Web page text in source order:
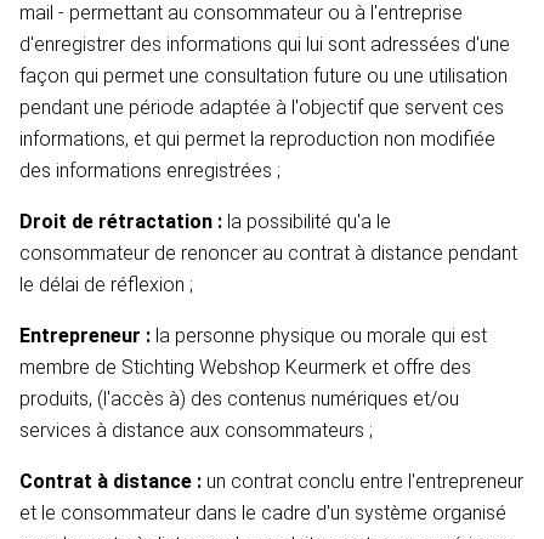
mail - permettant au consommateur ou à l'entreprise
d'enregistrer des informations qui lui sont adressées d'une
façon qui permet une consultation future ou une utilisation
pendant une période adaptée à l'objectif que servent ces
informations, et qui permet la reproduction non modifiée
des informations enregistrées ;
Droit de rétractation : la possibilité qu'a le
consommateur de renoncer au contrat à distance pendant
le délai de réflexion ;
Entrepreneur : la personne physique ou morale qui est
membre de Stichting Webshop Keurmerk et offre des
produits, (l'accès à) des contenus numériques et/ou
services à distance aux consommateurs ;
Contrat à distance : un contrat conclu entre l'entrepreneur
et le consommateur dans le cadre d'un système organisé